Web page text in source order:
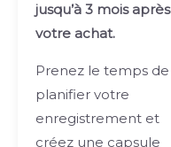
jusqu’à 3 mois après
votre achat.
Prenez le temps de
planifier votre
enregistrement et
créez une capsule